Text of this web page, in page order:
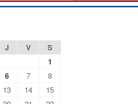
J V
S
1
6 7
8
13 14
15